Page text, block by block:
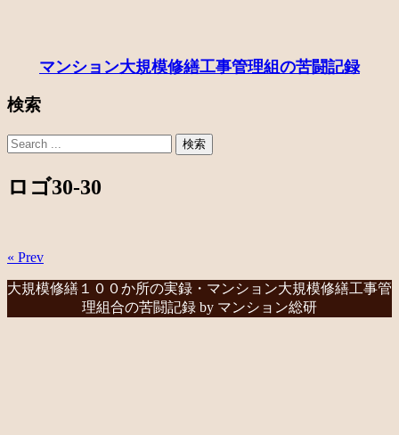
マンション大規模修繕工事管理組の苦闘記録
検索
ロゴ30-30
« Prev
大規模修繕１００か所の実録・マンション大規模修繕工事管
理組合の苦闘記録 by マンション総研